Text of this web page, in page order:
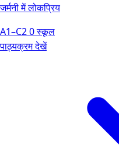
जर्मनी में लोकप्रिय
A1–C20 स्कूल
पाठ्यक्रम देखें